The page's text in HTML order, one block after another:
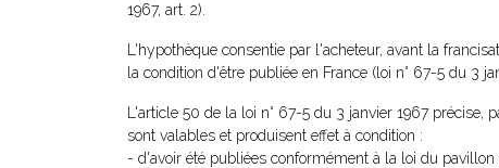
1967, art. 2).
L'hypothèque consentie par l'acheteur, avant la
la condition d'être publiée en France (loi n° 67-5 du 3
L'article 50 de la loi n° 67-5 du 3 janvier 1967
sont valables et produisent effet à condition :
- d'avoir été publiées conformément à la loi du